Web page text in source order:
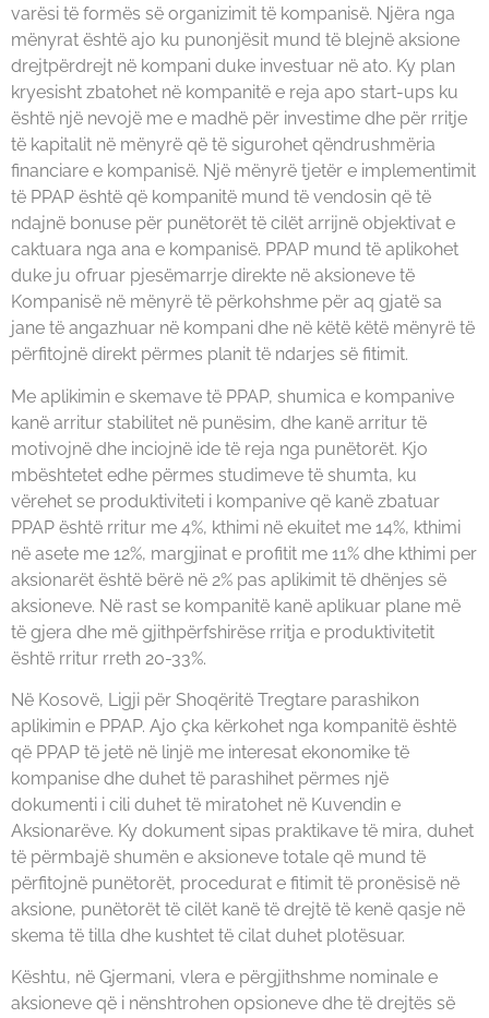
varësi të formës së organizimit të kompanisë. Njëra nga
mënyrat është ajo ku punonjësit mund të blejnë aksione
drejtpërdrejt në kompani duke investuar në ato. Ky plan
kryesisht zbatohet në kompanitë e reja apo start-ups ku
është një nevojë me e madhë për investime dhe për rritje
të kapitalit në mënyrë që të sigurohet qëndrushmëria
financiare e kompanisë. Një mënyrë tjetër e implementimit
të PPAP është që kompanitë mund të vendosin që të
ndajnë bonuse për punëtorët të cilët arrijnë objektivat e
caktuara nga ana e kompanisë. PPAP mund të aplikohet
duke ju ofruar pjesëmarrje direkte në aksioneve të
Kompanisë në mënyrë të përkohshme për aq gjatë sa
jane të angazhuar në kompani dhe në këtë këtë mënyrë të
përfitojnë direkt përmes planit të ndarjes së fitimit.
Me aplikimin e skemave të PPAP, shumica e kompanive
kanë arritur stabilitet në punësim, dhe kanë arritur të
motivojnë dhe inciojnë ide të reja nga punëtorët. Kjo
mbështetet edhe përmes studimeve të shumta, ku
vërehet se produktiviteti i kompanive që kanë zbatuar
PPAP është rritur me 4%, kthimi në ekuitet me 14%, kthimi
në asete me 12%, margjinat e profitit me 11% dhe kthimi per
aksionarët është bërë në 2% pas aplikimit të dhënjes së
aksioneve. Në rast se kompanitë kanë aplikuar plane më
të gjera dhe më gjithpërfshirëse rritja e produktivitetit
është rritur rreth 20-33%.
Në Kosovë, Ligji për Shoqëritë Tregtare parashikon
aplikimin e PPAP. Ajo çka kërkohet nga kompanitë është
që PPAP të jetë në linjë me interesat ekonomike të
kompanise dhe duhet të parashihet përmes një
dokumenti i cili duhet të miratohet në Kuvendin e
Aksionarëve. Ky dokument sipas praktikave të mira, duhet
të përmbajë shumën e aksioneve totale që mund të
përfitojnë punëtorët, procedurat e fitimit të pronësisë në
aksione, punëtorët të cilët kanë të drejtë të kenë qasje në
skema të tilla dhe kushtet të cilat duhet plotësuar.
Kështu, në Gjermani, vlera e përgjithshme nominale e
aksioneve që i nënshtrohen opsioneve dhe të drejtës së